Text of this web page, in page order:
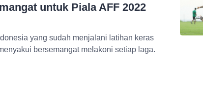
untuk Piala AFF 2022
bersemangat melakoni setiap laga.